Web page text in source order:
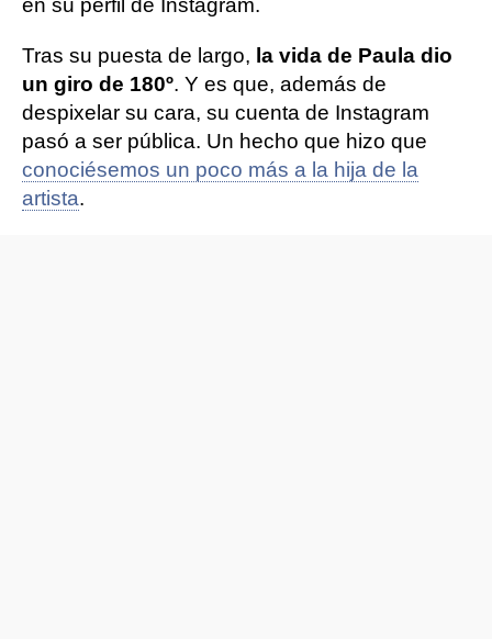
en su perfil de Instagram.
Tras su puesta de largo, la vida de Paula dio
un giro de 180º. Y es que, además de
despixelar su cara, su cuenta de Instagram
pasó a ser pública. Un hecho que hizo que
conociésemos un poco más a la hija de la
artista.